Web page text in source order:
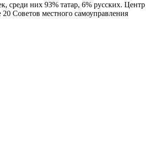
среди них 93% татар, 6% русских.
Советов местного самоуправления